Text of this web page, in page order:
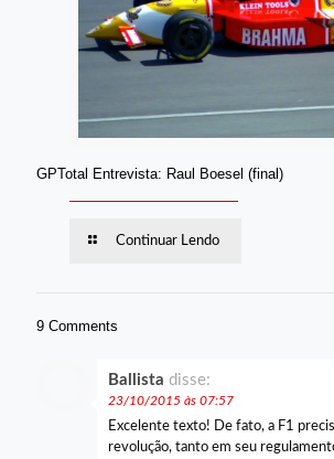
GPTotal Entrevista: Raul Boesel (final)
Continuar Lendo
9 Comments
Ballista disse:
23/10/2015 às 07:57
Excelente texto! De fato, a F1
revolução, tanto em seu